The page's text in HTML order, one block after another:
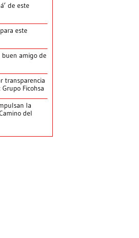
de este
este
buen amigo de
transparencia
Ficohsa
la
del